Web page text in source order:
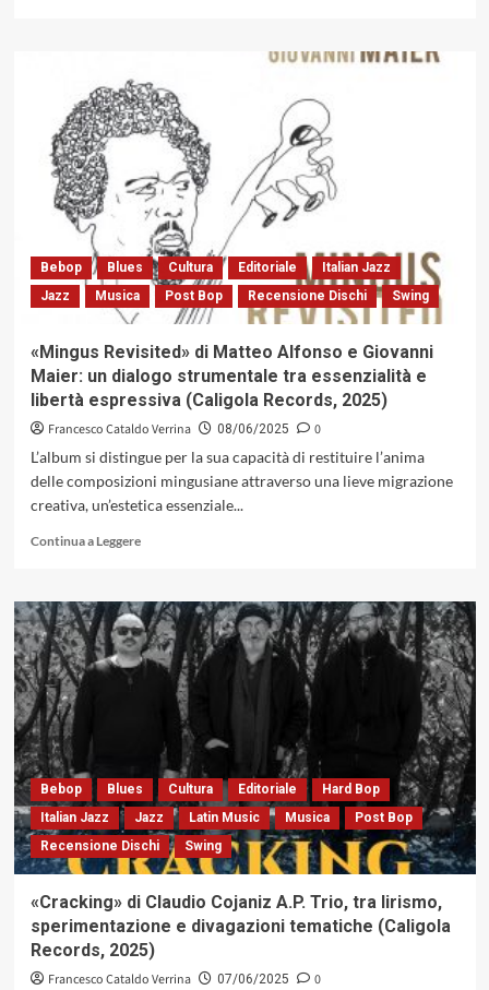
disco
da
riscoprire:
McKusick
Quintet
Featuring
Art
Farmer,
l’arte
del
dialogo
Bebop Blues Cultura Editoriale
Italian Jazz
Jazz
Musica Post Bop Recensione Dischi Swing
«Mingus Revisited» di Matteo Alfonso e Giovanni
Maier: un dialogo strumentale tra essenzialità e
libertà espressiva (Caligola Records, 2025)
Francesco Cataldo Verrina 08/06/2025
0
L’album si distingue per la sua capacità di restituire l’anima
delle composizioni mingusiane attraverso una lieve migrazione
creativa, un’estetica essenziale...
Continua a LeggereLeggi
su
«Mingus
Revisited»
di
Matteo
Alfonso
Giovanni
Maier:
un
dialogo
strumentale
tra
essenzialità
libertà
espressiva
(Caligola
Records,
Bebop Blues Cultura Editoriale
Hard Bop
Italian Jazz
Jazz Latin Music Musica
Post Bop
Recensione Dischi
Swing
«Cracking» di Claudio Cojaniz A.P. Trio, tra lirismo,
sperimentazione e divagazioni tematiche (Caligola
Records, 2025)
Francesco Cataldo Verrina 07/06/2025
0